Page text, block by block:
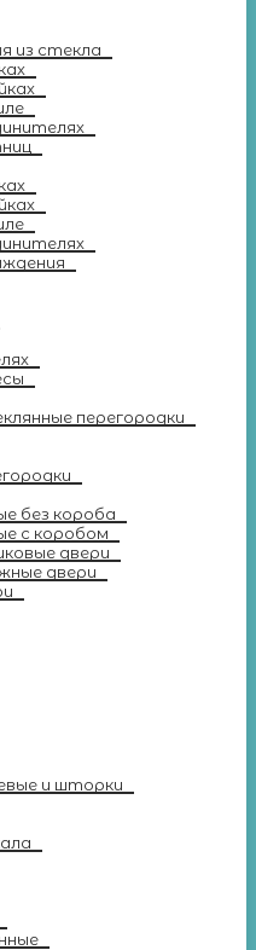
из стекла
перегородки
без короба
с коробом
двери
двери
и шторки